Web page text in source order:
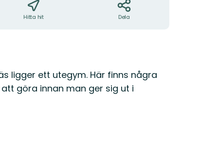
Hitta hit Dela
ligger ett utegym. Här finns några
göra innan man ger sig ut i